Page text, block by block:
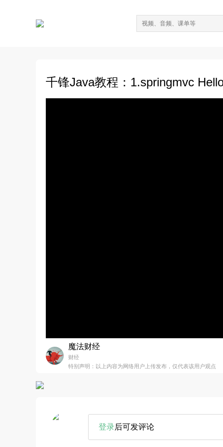
千锋Java教程：1.springmvc Hello
魔法财经
财经
特别声明：以上内容为网络用户上传发布，仅代表该用户观点
登录后可发评论